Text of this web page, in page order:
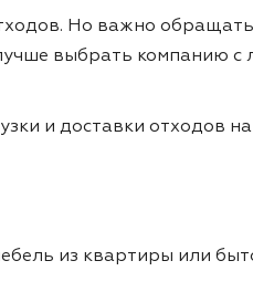
Но важно
выбрать компанию с
и доставки отходов
из квартиры или